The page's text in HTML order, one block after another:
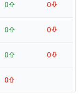
0 0
0 0
0 0
0